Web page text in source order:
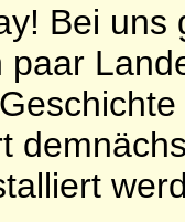
Bei
paar